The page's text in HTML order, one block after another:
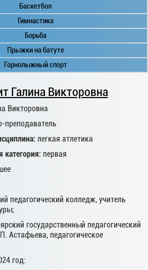
Баскетбол
Гимнастика
Борьба
Прыжки на батуте
Горнолыжный спорт
Галина Викторовна
Викторовна
преподаватель
легкая атлетика
категория: первая
педагогический колледж, учитель
государственный педагогический
Астафьева, педагогическое
год: